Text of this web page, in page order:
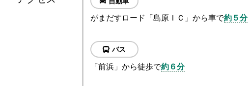
がまだすロード「島原ＩＣ」から車で約５分
バス
「前浜」から徒歩で約６分